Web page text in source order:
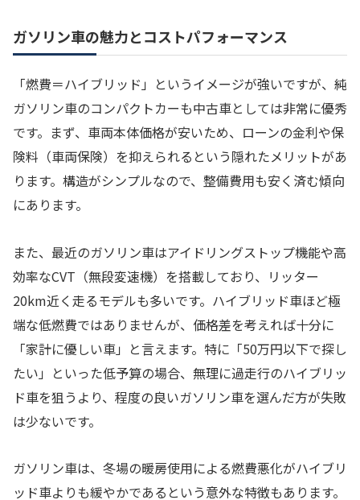
ガソリン車の魅力とコストパフォーマンス
「燃費＝ハイブリッド」というイメージが強いですが、純
ガソリン車のコンパクトカーも中古車としては非常に優秀
です。まず、車両本体価格が安いため、ローンの金利や保
険料（車両保険）を抑えられるという隠れたメリットがあ
ります。構造がシンプルなので、整備費用も安く済む傾向
にあります。
また、最近のガソリン車はアイドリングストップ機能や高
効率なCVT（無段変速機）を搭載しており、リッター
20km近く走るモデルも多いです。ハイブリッド車ほど極
端な低燃費ではありませんが、価格差を考えれば十分に
「家計に優しい車」と言えます。特に「50万円以下で探し
たい」といった低予算の場合、無理に過走行のハイブリッ
ド車を狙うより、程度の良いガソリン車を選んだ方が失敗
は少ないです。
ガソリン車は、冬場の暖房使用による燃費悪化がハイブリ
ッド車よりも緩やかであるという意外な特徴もあります。